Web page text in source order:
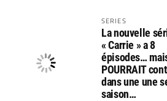
SERIES
La nouvelle
« Carrie » a 8
épisodes…
POURRAIT
dans une une
saison…